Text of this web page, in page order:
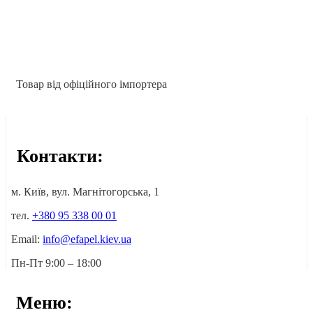
Товар від офіційного імпортера
Контакти:
м. Київ, вул. Магнітогорська, 1
тел. +380 95 338 00 01
Email: info@efapel.kiev.ua
Пн-Пт 9:00 – 18:00
Меню: